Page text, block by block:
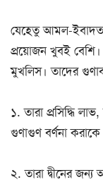
যেহেতু আমল-ইবাদত
প্রয়োজন খুবই বেশি।
মুখলিস। তাদের
১. তারা প্রসিদ্ধি
গুণাগুণ বর্ণনা
২. তারা দ্বীনের